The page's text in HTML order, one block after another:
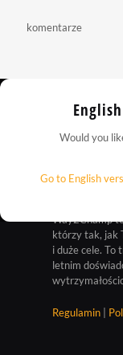
komentarze
Way2Champ
którzy tak, jak
i duże cele. To
letnim
Regulamin
Would you
Go to English